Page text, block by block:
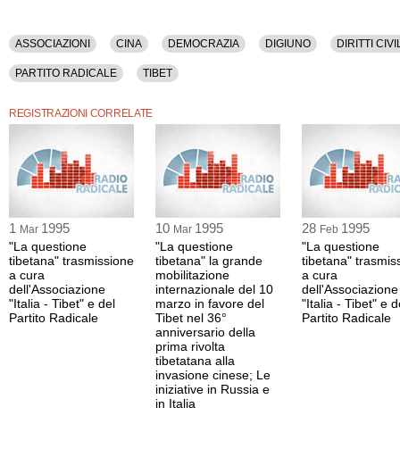
ASSOCIAZIONI CINA DEMOCRAZIA DIGIUNO DIRITTI
PARTITO RADICALE TIBET
REGISTRAZIONI CORRELATE
1 Mar 1995
"La questione
tibetana" trasmissione
a cura
dell'Associazione
"Italia - Tibet" e del
Partito Radicale
10 Mar 1995
"La questione
tibetana" la grande
mobilitazione
internazionale del 10
marzo in favore del
Tibet nel 36°
anniversario della
prima rivolta
tibetatana alla
invasione cinese; Le
iniziative in Russia e
in Italia
28 Feb 1995
"La questione
tibetana"
a cura
dell'Associazione
"Italia - Tibet" e
Partito Radicale